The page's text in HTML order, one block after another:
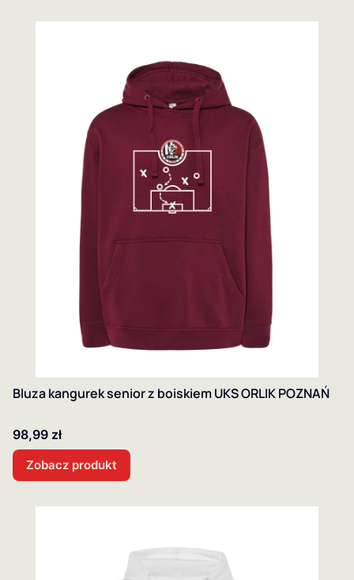
Bluza kangurek senior z boiskiem UKS ORLIK POZNAŃ
Cena
98,99 zł
Zobacz produkt